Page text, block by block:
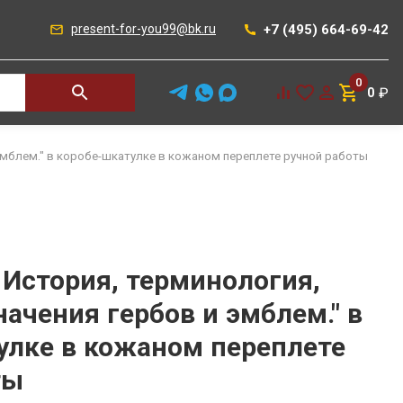
present-for-you99@bk.ru +7 (495) 664-69-42
0
0 ₽
в коробе-шкатулке в кожаном переплете ручной работы
терминология,
гербов и эмблем." в
в кожаном переплете